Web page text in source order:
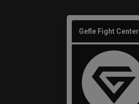
Gefle Fight Center